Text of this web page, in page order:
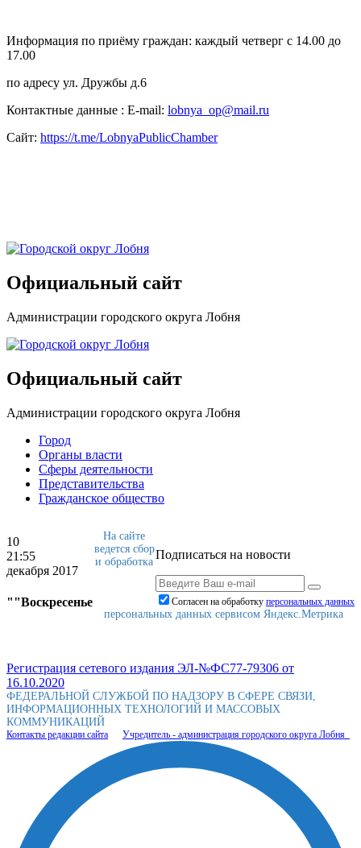
Информация по приёму граждан: каждый четверг с 14.00 до
17.00
по адресу ул. Дружбы д.6
Контактные данные : E-mail: lobnya_op@mail.ru
Сайт: https://t.me/LobnyaPublicChamber
Официальный сайт
Администрации городского округа Лобня
Официальный сайт
Администрации городского округа Лобня
Город
Органы власти
Сферы деятельности
Представительства
Гражданское общество
10
21:55
декабря 2017
""Воскресенье
Подписаться на новости
Согласен на обработку персональныx данных
На сайте
ведется сбор
и обработка
персональных данных сервисом Яндекс.Метрика
Регистрация сетевого издания ЭЛ-№ФС77-79306 от
16.10.2020
ФЕДЕРАЛЬНОЙ СЛУЖБОЙ ПО НАДЗОРУ В СФЕРЕ СВЯЗИ,
ИНФОРМАЦИОННЫХ ТЕХНОЛОГИЙ И МАССОВЫХ
КОММУНИКАЦИЙ
Контакты редакции сайта Учредитель - администрация городского округа Лобня